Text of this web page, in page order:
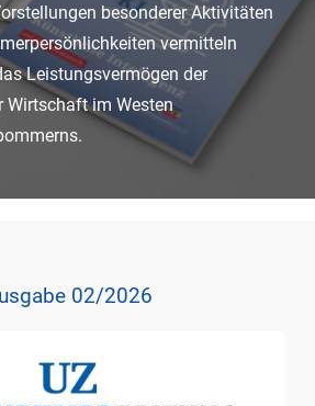
besonderer Aktivitäten
vermitteln
Leistungsvermögen der
Wirtschaft im Westen
02/2026